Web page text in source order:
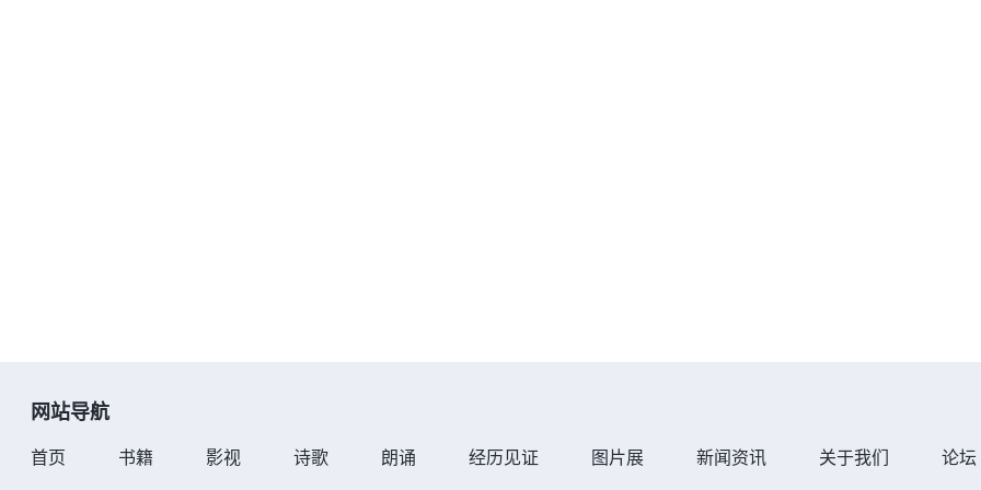
网站导航
首页 书籍 影视 诗歌 朗诵 经历见证 图片展 新闻资讯 关于我们 论坛